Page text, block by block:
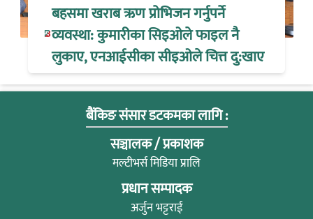
बहसमा खराब ऋण प्रोभिजन गर्नुपर्ने
व्यवस्था: कुमारीका सिइओले फाइल नै
लुकाए, एनआईसीका सीइओले चित्त दु:खाए
बैंकिङ संसार डटकमका लागि :
सञ्चालक / प्रकाशक
मल्टीभर्स मिडिया प्रालि
प्रधान सम्पादक
अर्जुन भट्टराई